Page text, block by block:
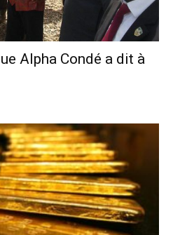
Alpha Condé a dit à